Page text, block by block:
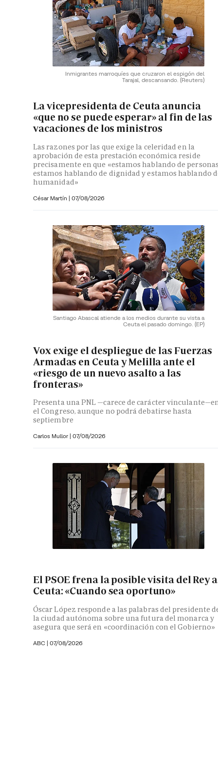
Inmigrantes marroquíes que cruzaron el espigón del
Tarajal, descansando. (Reuters)
La vicepresidenta de Ceuta anuncia
«que no se puede esperar» al fin de las
vacaciones de los ministros
Las razones por las que exige la celeridad en la
aprobación de esta prestación económica reside
precisamente en que «estamos hablando de
estamos hablando de dignidad y estamos hablando
humanidad»
César Martín | 07/08/2026
Santiago Abascal atiende a los medios durante su vista a
Ceuta el pasado domingo. (EP)
Vox exige el despliegue de las Fuerzas
Armadas en Ceuta y Melilla ante el
«riesgo de un nuevo asalto a las
fronteras»
Presenta una PNL —carece de carácter
el Congreso, aunque no podrá debatirse hasta
septiembre
Carlos Mullor | 07/08/2026
El PSOE frena la posible visita del Rey a
Ceuta: «Cuando sea oportuno»
Óscar López responde a las palabras del presidente
la ciudad autónoma sobre una futura del monarca y
asegura que será en «coordinación con el Gobierno»
ABC | 07/08/2026